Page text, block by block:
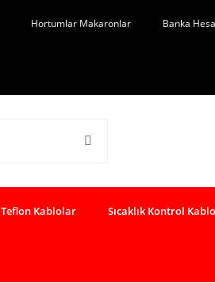
Hortumlar Makaronlar Banka
Teflon Kablolar Sıcaklık Kontrol